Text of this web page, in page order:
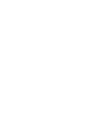
一気通貫体制」が
ルタントが集うXs
粋 - 伊勢山 昇吾氏:
https://storag
めざす「キャリ